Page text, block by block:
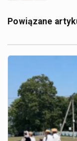
Powiązane